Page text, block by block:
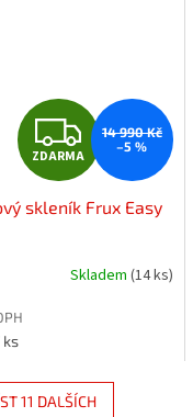
Z
D
A
R
ZDARMA
14 990 Kč
–5 %
skleník Frux Easy
Skladem (14 ks)
11 DALŠÍCH